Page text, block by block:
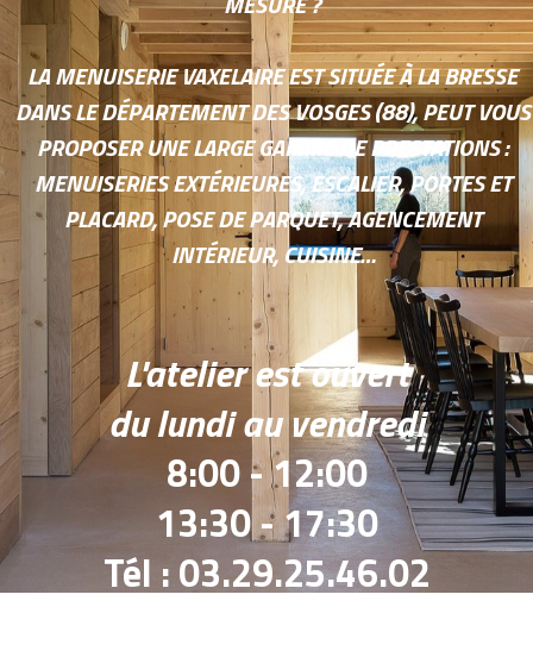
LA MENUISERIE VAXELAIRE EST SITUÉE À LA BRESSE
DANS LE DÉPARTEMENT DES VOSGES (88), PEUT VOUS
PROPOSER UNE LARGE GAMME DE PRESTATIONS :
MENUISERIES EXTÉRIEURES, ESCALIER, PORTES ET
PLACARD, POSE DE PARQUET, AGENCEMENT
INTÉRIEUR, CUISINE…
L'atelier est ouvert
du lundi au vendredi
8:00 - 12:00
13:30 - 17:30
Tél : 03.29.25.46.02